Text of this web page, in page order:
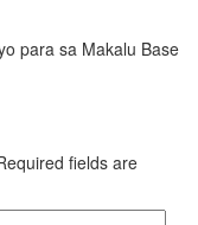
para sa Makalu Base
fields are